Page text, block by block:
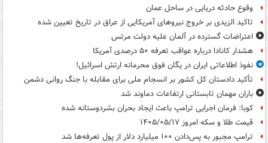
وقوع حادثه دریایی در ساحل عمان
تاکید الزیدی بر خروج نیروهای آمریکایی از عراق در تاریخ تعیین شده
اعتراضات گسترده در آلمان علیه دولت مرتس
هشدار کانادا درباره عواقب تعرفه ۵۰ درصدی آمریکا
نفوذ اطلاعاتی ایران در یگان فوق محرمانه ارتش اسرائیل!
تأکید دادستان کل کشور بر انسجام ملی برای مقابله با جنگ روانی دشمن
باران مهمان تابستانی ارتفاعات دماوند شد
کوبا: فرمان اجرایی ترامپ باعث ایجاد بحران بشردوستانه شده
قیمت طلا و سکه امروز ۱۴۰۵/۰۵/۱۷
ترامپ مجبور به پس‌دادن ۱۰۰ میلیارد دلار از پول تعرفه‌ها شد